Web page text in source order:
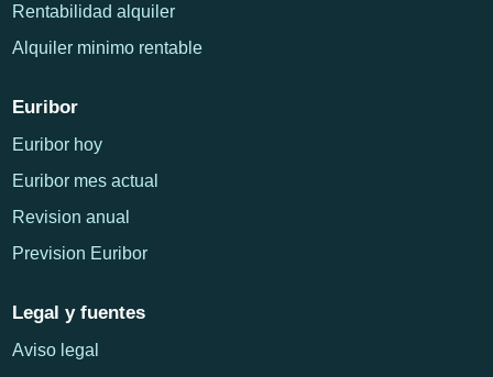
Rentabilidad alquiler
Alquiler minimo rentable
Euribor
Euribor hoy
Euribor mes actual
Revision anual
Prevision Euribor
Legal y fuentes
Aviso legal